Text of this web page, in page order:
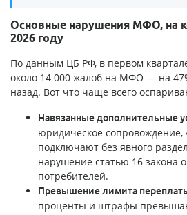
Основные нарушения МФО, на
2026 году
По данным ЦБ РФ, в первом
около 14 000 жалоб на МФО — на
назад. Вот что чаще всего
Навязанные дополнительные
юридическое сопровождение,
подключают без явного
нарушение статью 16 закона
потребителей.
Превышение лимита
проценты и штрафы